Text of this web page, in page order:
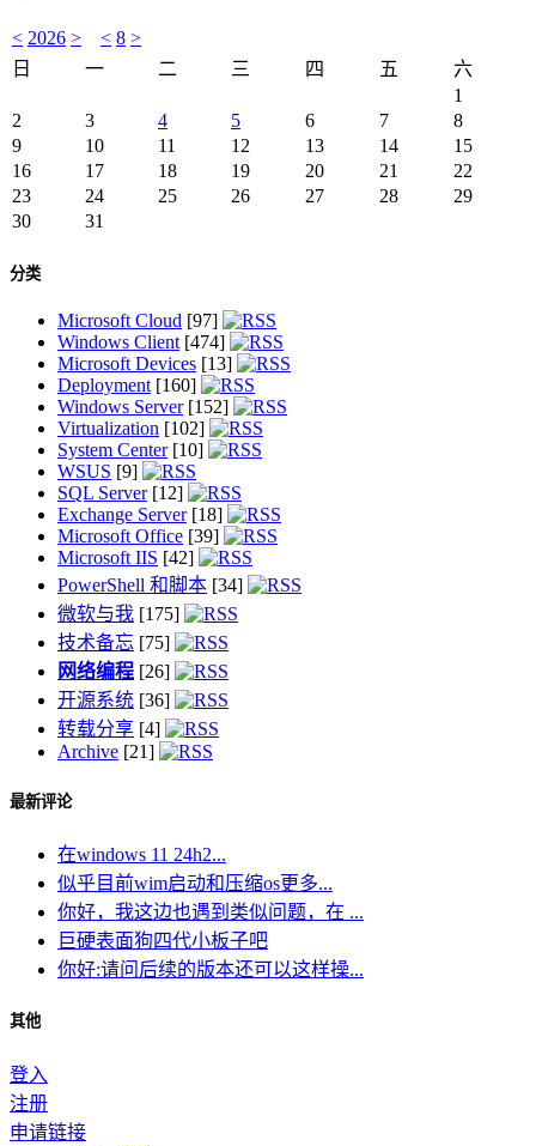
< 2026 > < 8 >
日
一 二 三 四 五
六
1
2
3 4 5 6 7
8
9
10 11 12 13 14
15
16
17 18 19 20 21
22
23
24 25 26 27 28
29
30
31
分类
Microsoft Cloud [97]
Windows Client [474]
Microsoft Devices [13]
Deployment [160]
Windows Server[152]
Virtualization [102]
System Center[10]
WSUS [9]
SQL Server[12]
Exchange Server[18]
Microsoft Office [39]
Microsoft IIS [42]
PowerShell 和脚本 [34]
微软与我 [175]
技术备忘 [75]
网络编程 [26]
开源系统 [36]
转载分享 [4]
Archive [21]
最新评论
在windows 11 24h2...
似乎目前wim启动和压缩os更多...
你好，我这边也遇到类似问题，在 ...
巨硬表面狗四代小板子吧
你好:请问后续的版本还可以这样操...
其他
登入
注册
申请链接